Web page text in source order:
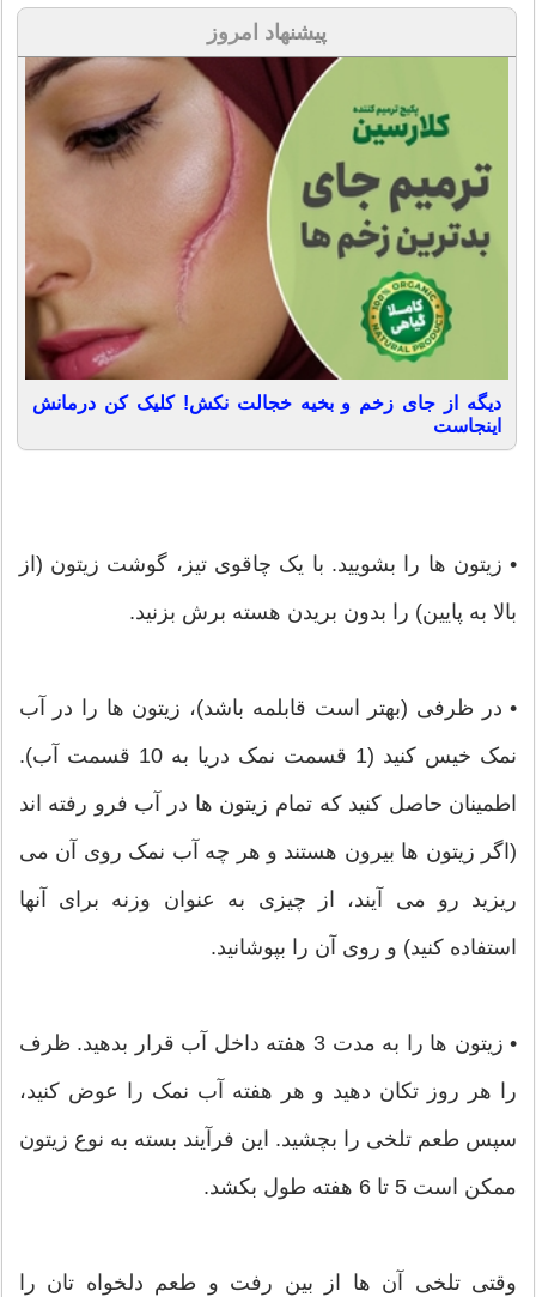
پیشنهاد امروز
دیگه از جای زخم و بخیه خجالت نکش! کلیک کن درمانش
اینجاست
• زیتون ها را بشویید. با یک چاقوی تیز، گوشت زیتون (از
بالا به پایین) را بدون بریدن هسته برش بزنید.
• در ظرفی (بهتر است قابلمه باشد)، زیتون ها را در آب
نمک خیس کنید (1 قسمت نمک دریا به 10 قسمت آب).
اطمینان حاصل کنید که تمام زیتون ها در آب فرو رفته اند
(اگر زیتون ها بیرون هستند و هر چه آب نمک روی آن می
ریزید رو می آیند، از چیزی به عنوان وزنه برای آنها
استفاده کنید) و روی آن را بپوشانید.
• زیتون ها را به مدت 3 هفته داخل آب قرار بدهید. ظرف
را هر روز تکان دهید و هر هفته آب نمک را عوض کنید،
سپس طعم تلخی را بچشید. این فرآیند بسته به نوع زیتون
ممکن است 5 تا 6 هفته طول بکشد.
وقتی تلخی آن ها از بین رفت و طعم دلخواه تان را